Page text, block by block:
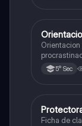
Ciencias
5° Sec
Ciencias
Ficha de